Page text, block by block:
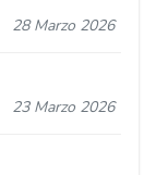
28 Marzo 2026
23 Marzo 2026